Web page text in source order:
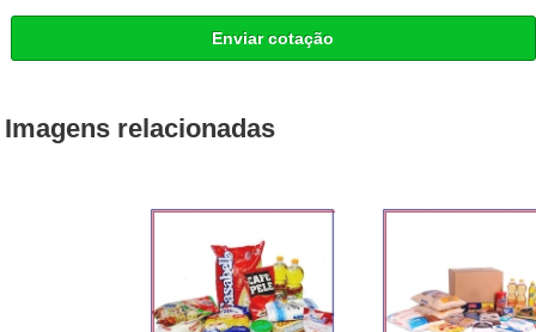
Enviar cotação
Imagens relacionadas